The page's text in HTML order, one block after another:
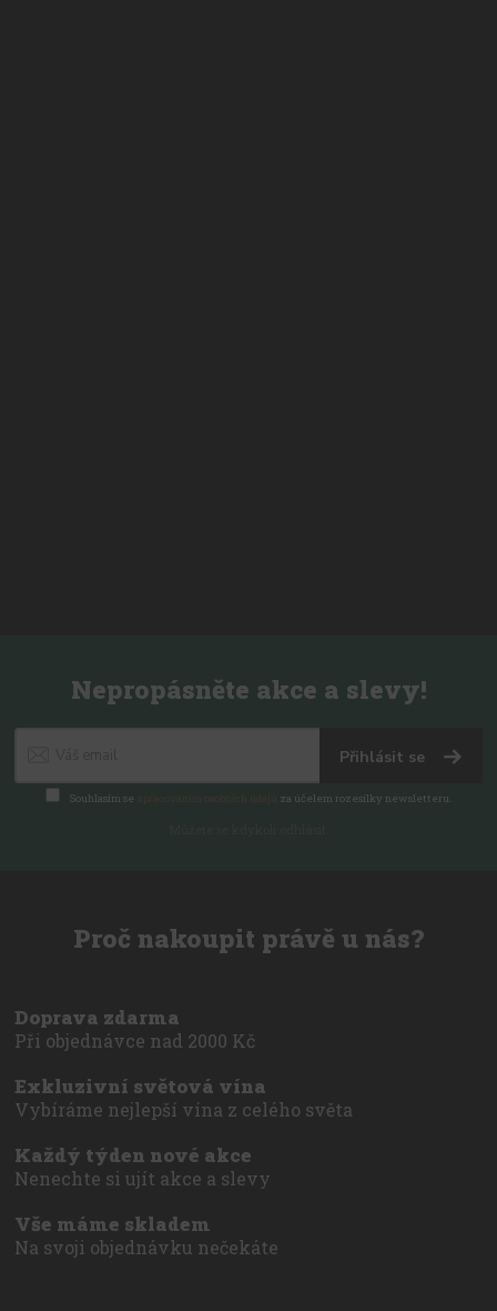
Nepropásněte akce a slevy!
Přihlásit se
Souhlasím se zpracováním osobních údajů za účelem rozesílky newsletteru.
Proč nakoupit právě u nás?
Doprava zdarma
Při objednávce nad 2000 Kč
Exkluzivní světová vína
Vybíráme nejlepší vína z celého světa
Každý týden nové akce
Nenechte si ujít akce a slevy
Vše máme skladem
Na svoji objednávku nečekáte